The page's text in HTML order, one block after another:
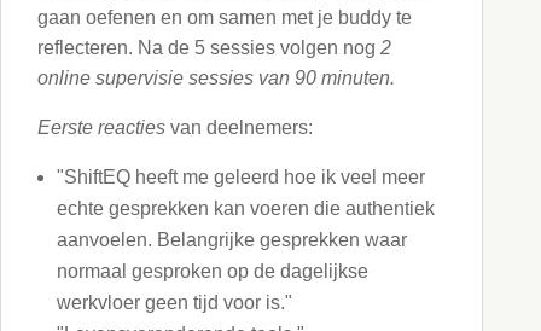
gaan oefenen en om samen met je buddy te
reflecteren. Na de 5 sessies volgen nog 2
online supervisie sessies van 90 minuten.
Eerste reacties van deelnemers:
"ShiftEQ heeft me geleerd hoe ik veel meer
echte gesprekken kan voeren die authentiek
aanvoelen. Belangrijke gesprekken waar
normaal gesproken op de dagelijkse
werkvloer geen tijd voor is."